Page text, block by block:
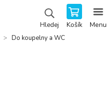
Hledej Košík Menu
Do koupelny a WC